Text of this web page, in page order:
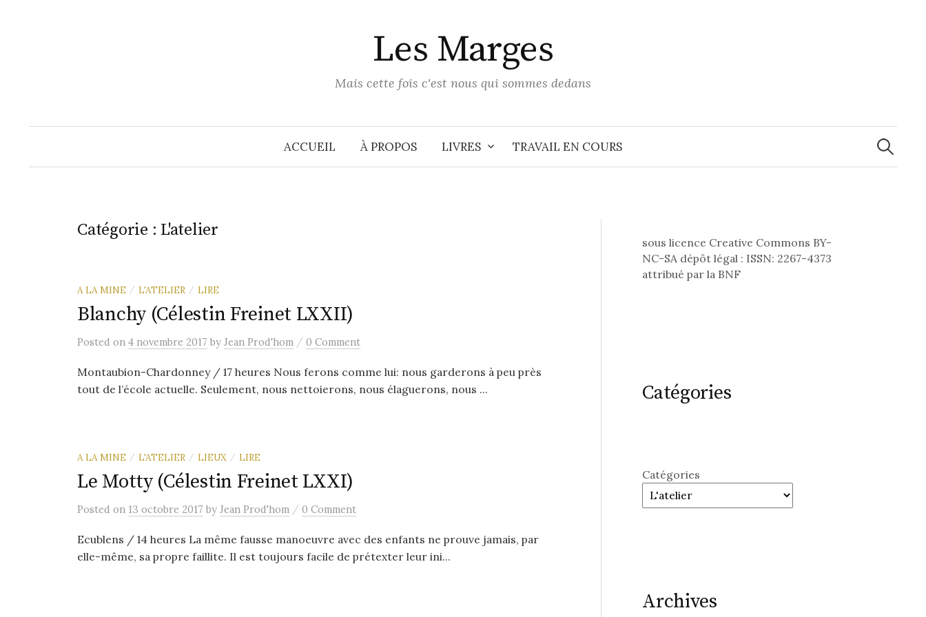
Les Marges
Mais cette fois c'est nous qui sommes dedans
ACCUEIL À PROPOS LIVRES TRAVAIL EN COURS
Catégorie : L'atelier
A LA MINE / L'ATELIER / LIRE
Blanchy (Célestin Freinet LXXII)
Posted on 4 novembre 2017 by Jean Prod'hom / 0 Comment
Montaubion-Chardonney / 17 heures Nous ferons comme lui: nous garderons à peu près
tout de l’école actuelle. Seulement, nous nettoierons, nous élaguerons, nous ...
A LA MINE / L'ATELIER / LIEUX / LIRE
Le Motty (Célestin Freinet LXXI)
Posted on 13 octobre 2017 by Jean Prod'hom / 0 Comment
Ecublens / 14 heures La même fausse manoeuvre avec des enfants ne prouve jamais, par
elle-même, sa propre faillite. Il est toujours facile de prétexter leur ini...
sous licence Creative Commons BY-
NC-SA dépôt légal : ISSN: 2267-4373
attribué par la BNF
Catégories
Catégories
Archives